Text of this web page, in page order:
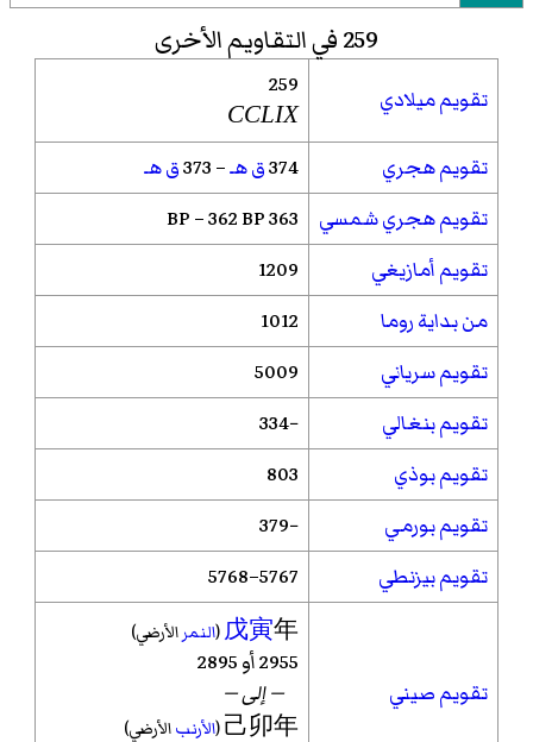
259 في التقاويم الأخرى
تقويم ميلادي 259
CCLIX
تقويم هجري 374ق هـ– 373
ق هـ
تقويم هجري شمسي
363 BP – 362 BP
تقويم أمازيغي
1209
من بداية روما
1012
تقويم سرياني
5009
تقويم بنغالي
−334
تقويم بوذي
803
تقويم بورمي
−379
تقويم بيزنطي
5767–5768
تقويم صيني
戊寅年
(النمر الأرضي)
2955 أو 2895
— إلى —
己卯年
(الأرنبالأرضي)